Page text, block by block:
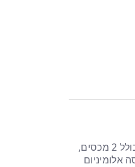
כוס זכוכית מייסון עם 2 מכסים, ספל זכוכית בצורת צנצנת מייסון כולל 2 מכסים,